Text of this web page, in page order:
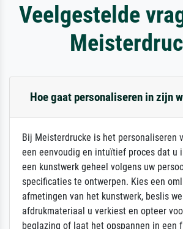
Veelgestelde
Hoe gaat personaliseren in zijn
Bij Meisterdrucke is het personaliseren
een eenvoudig en intuïtief proces dat u
een kunstwerk geheel volgens uw
specificaties te ontwerpen. Kies een
afmetingen van het kunstwerk, beslis
afdrukmateriaal u verkiest en opteer
beglazing of laat het opspannen in een